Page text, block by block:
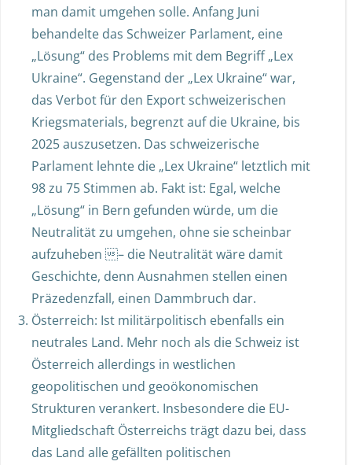
man damit umgehen solle. Anfang Juni
behandelte das Schweizer Parlament, eine
„Lösung“ des Problems mit dem Begriff „Lex
Ukraine“. Gegenstand der „Lex Ukraine“ war,
das Verbot für den Export schweizerischen
Kriegsmaterials, begrenzt auf die Ukraine, bis
2025 auszusetzen. Das schweizerische
Parlament lehnte die „Lex Ukraine“ letztlich mit
98 zu 75 Stimmen ab. Fakt ist: Egal, welche
„Lösung“ in Bern gefunden würde, um die
Neutralität zu umgehen, ohne sie scheinbar
aufzuheben – die Neutralität wäre damit
Geschichte, denn Ausnahmen stellen einen
Präzedenzfall, einen Dammbruch dar.
Österreich: Ist militärpolitisch ebenfalls ein
neutrales Land. Mehr noch als die Schweiz ist
Österreich allerdings in westlichen
geopolitischen und geoökonomischen
Strukturen verankert. Insbesondere die EU-
Mitgliedschaft Österreichs trägt dazu bei, dass
das Land alle gefällten politischen